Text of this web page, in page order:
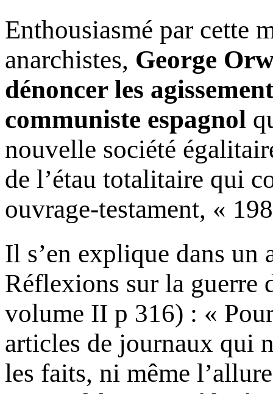
Enthousiasmé par cette
anarchistes, George
dénoncer les
communiste espagnol
nouvelle société
de l’étau totalitaire qui
ouvrage-testament, «
Il s’en explique dans un
Réflexions sur la guerre
volume II p 316) : «
articles de journaux qui
les faits, ni même